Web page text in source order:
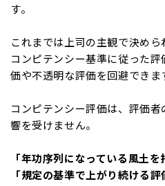
す。
これまでは上司の主観で決めら
コンピテンシー基準に従った
価や不透明な評価を回避できま
コンピテンシー評価は、評価
響を受けません。
「年功序列になっている風土を
「規定の基準で上がり続ける